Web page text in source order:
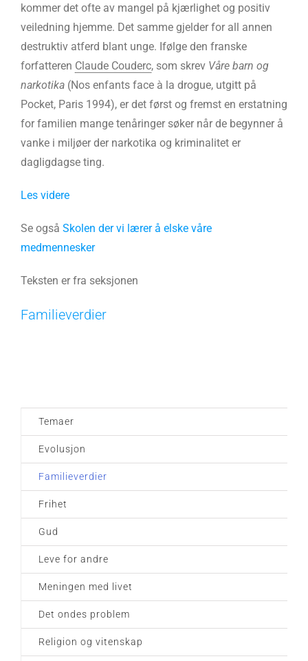
kommer det ofte av mangel på kjærlighet og positiv
veiledning hjemme. Det samme gjelder for all annen
destruktiv atferd blant unge. Ifølge den franske
forfatteren Claude Couderc, som skrev Våre barn og
narkotika (Nos enfants face à la drogue, utgitt på
Pocket, Paris 1994), er det først og fremst en erstatning
for familien mange tenåringer søker når de begynner å
vanke i miljøer der narkotika og kriminalitet er
dagligdagse ting.
Les videre
Se også Skolen der vi lærer å elske våre
medmennesker
Teksten er fra seksjonen
Familieverdier
Temaer
Evolusjon
Familieverdier
Frihet
Gud
Leve for andre
Meningen med livet
Det ondes problem
Religion og vitenskap